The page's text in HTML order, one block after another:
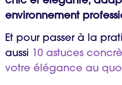
environnement
Et pour passer à la
aussi 10 astuces
votre élégance au